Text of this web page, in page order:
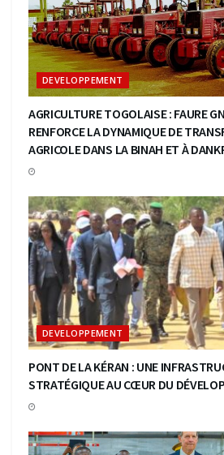
DEVELOPPEMENT
AGRICULTURE TOGOLAISE : FAURE
RENFORCE LA DYNAMIQUE DE
AGRICOLE DANS LA BINAH ET À
DEVELOPPEMENT
PONT DE LA KÉRAN : UNE
STRATÉGIQUE AU CŒUR DU